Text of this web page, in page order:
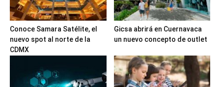
Conoce Samara Satélite, el
nuevo spot al norte de la
CDMX
Gicsa abrirá en Cuernavaca
un nuevo concepto de outlet